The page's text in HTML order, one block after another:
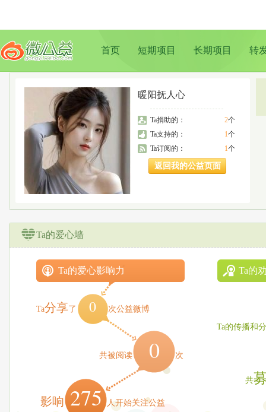
首页 短期项目 长期项目 转
暖阳抚人心
2个
Ta捐助的：
1个
Ta支持的：
1个
Ta订阅的：
返回我的公益页面
Ta的爱心墙
Ta的爱心影响力
Ta分享了 0 次公益微博
共被阅读 0 次
影响 275 人开始关注公益
Ta的
Ta的传播和
共